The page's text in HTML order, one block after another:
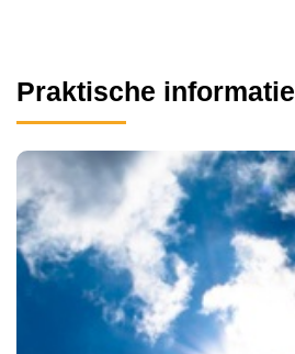
Praktische informatie